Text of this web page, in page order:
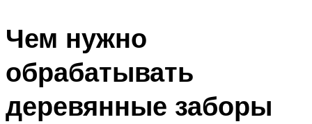
Чем нужно
обрабатывать
деревянные заборы